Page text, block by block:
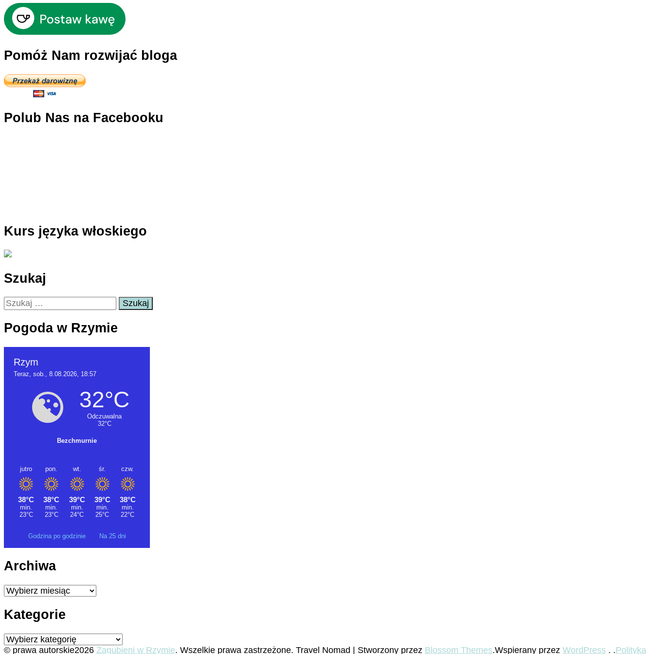
Pomóż Nam rozwijać bloga
Polub Nas na Facebooku
Kurs języka włoskiego
Szukaj
Szukaj:
Pogoda w Rzymie
Godzina po godzinie Na 25 dni
Archiwa
Archiwa
Kategorie
Kategorie
© prawa autorskie2026 Zagubieni w Rzymie. Wszelkie prawa zastrzeżone. Travel Nomad | Stworzony przez Blossom Themes.Wspierany przez WordPress . .Polityka